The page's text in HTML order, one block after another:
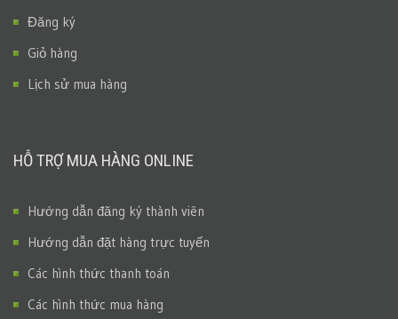
Đăng ký
Giỏ hàng
Lịch sử mua hàng
HỖ TRỢ MUA HÀNG ONLINE
Hướng dẫn đăng ký thành viên
Hướng dẫn đặt hàng trực tuyến
Các hình thức thanh toán
Các hình thức mua hàng